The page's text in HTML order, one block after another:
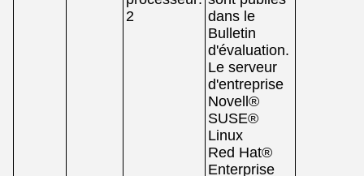
2
dans le
Bulletin
d'évaluation.
Le serveur
d'entreprise
Novell®
SUSE®
Linux
Red Hat®
Enterprise